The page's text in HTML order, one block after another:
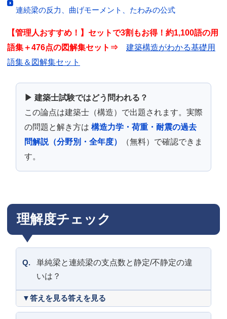
連続梁の反力、曲げモーメント、たわみの公式
【管理人おすすめ！】セットで3割もお得！約1,100語の用
語集＋476点の図解集セット⇒ 建築構造がわかる基礎用
語集＆図解集セット
▶ 建築士試験ではどう問われる？
この論点は建築士（構造）で出題されます。実際
の問題と解き方は 構造力学・荷重・耐震の過去
問解説（分野別・全年度）
（無料）で確認できま
す。
理解度チェック
Q.
単純梁と連続梁の支点数と静定/不静定の違
いは？
答えを見る